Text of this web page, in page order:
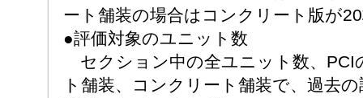
ート舗装の場合はコンクリート版が
●評価対象のユニット数
セクション中の全ユニット数、PCI
ト舗装、コンクリート舗装で、過去